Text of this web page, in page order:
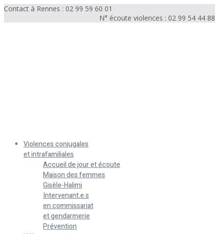
Contact à Rennes : 02 99 59 60 01
N° écoute violences : 02 99 54 44 88
Violences conjugales
et intrafamiliales
Accueil de jour et écoute
Maison des femmes
Gisèle-Halimi
Intervenant.e.s
en commissariat
et gendarmerie
Prévention